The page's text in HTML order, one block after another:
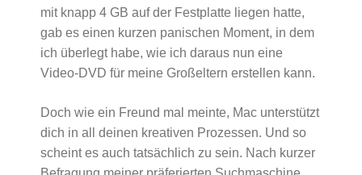
mit knapp 4 GB auf der Festplatte liegen hatte,
gab es einen kurzen panischen Moment, in dem
ich überlegt habe, wie ich daraus nun eine
Video-DVD für meine Großeltern erstellen kann.
Doch wie ein Freund mal meinte, Mac unterstützt
dich in all deinen kreativen Prozessen. Und so
scheint es auch tatsächlich zu sein. Nach kurzer